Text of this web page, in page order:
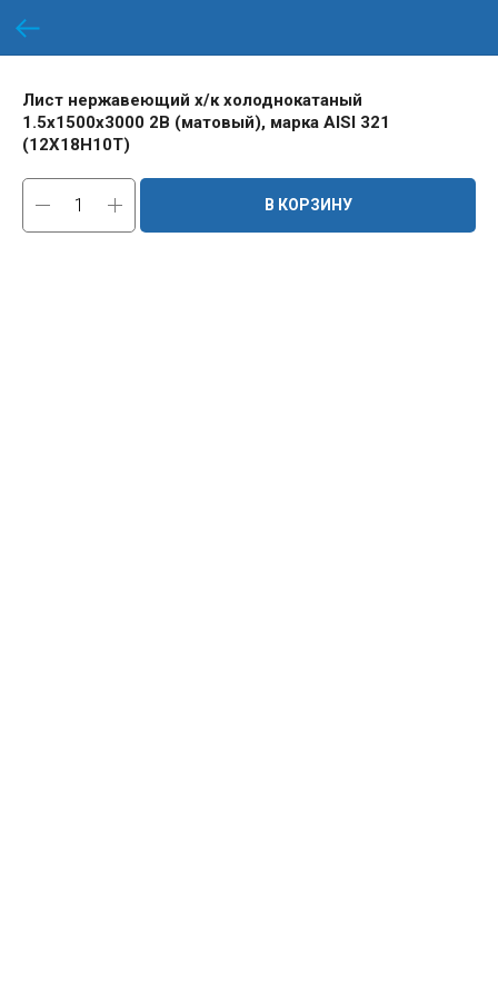
Лист нержавеющий х/к холоднокатаный
1.5х1500х3000 2B (матовый), марка AISI 321
(12Х18Н10Т)
В КОРЗИНУ